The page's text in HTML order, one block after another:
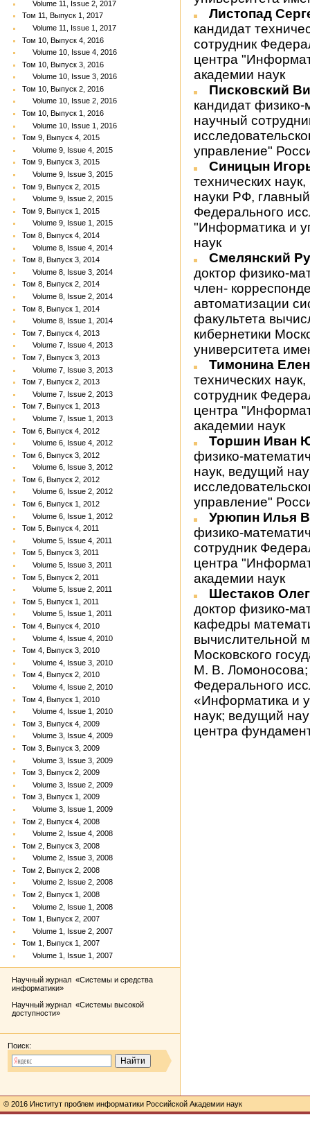
Volume 11, Issue 2, 2017
Том 11, Выпуск 1, 2017
Volume 11, Issue 1, 2017
Том 10, Выпуск 4, 2016
Volume 10, Issue 4, 2016
Том 10, Выпуск 3, 2016
Volume 10, Issue 3, 2016
Том 10, Выпуск 2, 2016
Volume 10, Issue 2, 2016
Том 10, Выпуск 1, 2016
Volume 10, Issue 1, 2016
Том 9, Выпуск 4, 2015
Volume 9, Issue 4, 2015
Том 9, Выпуск 3, 2015
Volume 9, Issue 3, 2015
Том 9, Выпуск 2, 2015
Volume 9, Issue 2, 2015
Том 9, Выпуск 1, 2015
Volume 9, Issue 1, 2015
Том 8, Выпуск 4, 2014
Volume 8, Issue 4, 2014
Том 8, Выпуск 3, 2014
Volume 8, Issue 3, 2014
Том 8, Выпуск 2, 2014
Volume 8, Issue 2, 2014
Том 8, Выпуск 1, 2014
Volume 8, Issue 1, 2014
Том 7, Выпуск 4, 2013
Volume 7, Issue 4, 2013
Том 7, Выпуск 3, 2013
Volume 7, Issue 3, 2013
Том 7, Выпуск 2, 2013
Volume 7, Issue 2, 2013
Том 7, Выпуск 1, 2013
Volume 7, Issue 1, 2013
Том 6, Выпуск 4, 2012
Volume 6, Issue 4, 2012
Том 6, Выпуск 3, 2012
Volume 6, Issue 3, 2012
Том 6, Выпуск 2, 2012
Volume 6, Issue 2, 2012
Том 6, Выпуск 1, 2012
Volume 6, Issue 1, 2012
Том 5, Выпуск 4, 2011
Volume 5, Issue 4, 2011
Том 5, Выпуск 3, 2011
Volume 5, Issue 3, 2011
Том 5, Выпуск 2, 2011
Volume 5, Issue 2, 2011
Том 5, Выпуск 1, 2011
Volume 5, Issue 1, 2011
Том 4, Выпуск 4, 2010
Volume 4, Issue 4, 2010
Том 4, Выпуск 3, 2010
Volume 4, Issue 3, 2010
Том 4, Выпуск 2, 2010
Volume 4, Issue 2, 2010
Том 4, Выпуск 1, 2010
Volume 4, Issue 1, 2010
Том 3, Выпуск 4, 2009
Volume 3, Issue 4, 2009
Том 3, Выпуск 3, 2009
Volume 3, Issue 3, 2009
Том 3, Выпуск 2, 2009
Volume 3, Issue 2, 2009
Том 3, Выпуск 1, 2009
Volume 3, Issue 1, 2009
Том 2, Выпуск 4, 2008
Volume 2, Issue 4, 2008
Том 2, Выпуск 3, 2008
Volume 2, Issue 3, 2008
Том 2, Выпуск 2, 2008
Volume 2, Issue 2, 2008
Том 2, Выпуск 1, 2008
Volume 2, Issue 1, 2008
Том 1, Выпуск 2, 2007
Volume 1, Issue 2, 2007
Том 1, Выпуск 1, 2007
Volume 1, Issue 1, 2007
Научный журнал «Системы и средства
информатики»
Научный журнал «Системы высокой
доступности»
Поиск:
Листопад
кандидат
сотрудник
центра
академии наук
Писковский
кандидат физико-
научный
управление"
Синицын
технических
науки РФ,
Федерального
"Информатика и
наук
Смелянский
доктор физико-
член-
автоматизации
факультета
кибернетики
университета
Тимонина
технических
сотрудник
центра
академии наук
Торшин Иван
физико-
наук, ведущий
управление"
Урюпин Илья
физико-
сотрудник
центра
академии наук
Шестаков
доктор физико-
кафедры
вычислительной
Московского
М. В. Ломоносова;
Федерального
«Информатика и
наук; ведущий
центра
© 2016 Институт проблем информатики Российской Академии наук